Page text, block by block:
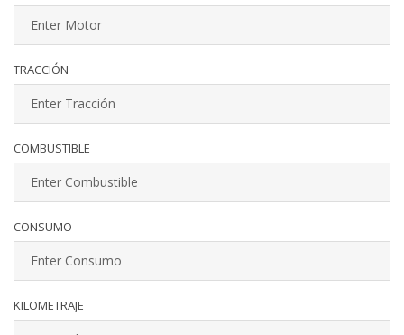
TRACCIÓN
COMBUSTIBLE
CONSUMO
KILOMETRAJE